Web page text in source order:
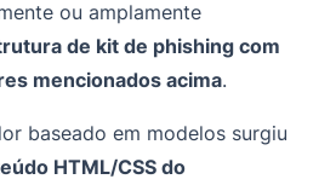
ou amplamente
de kit de phishing com
mencionados acima.
baseado em modelos surgiu
HTML/CSS do